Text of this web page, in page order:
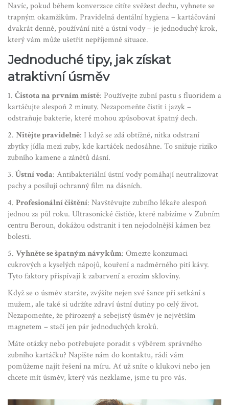
Navíc, pokud během konverzace cítíte svěžest dechu, vyhnete se
trapným okamžikům. Pravidelná dentální hygiena – kartáčování
dvakrát denně, používání nitě a ústní vody – je jednoduchý krok,
který vám může ušetřit nepříjemné situace.
Jednoduché tipy, jak získat
atraktivní úsměv
1. Čistota na prvním místě: Používejte zubní pastu s fluoridem a
kartáčujte alespoň 2 minuty. Nezapomeňte čistit i jazyk –
odstraňuje bakterie, které mohou způsobovat špatný dech.
2. Nitějte pravidelně: I když se zdá obtížné, nitka odstraní
zbytky jídla mezi zuby, kde kartáček nedosáhne. To snižuje riziko
zubního kamene a zánětů dásní.
3. Ústní voda: Antibakteriální ústní vody pomáhají neutralizovat
pachy a posilují ochranný film na dásních.
4. Profesionální čištění: Navštěvujte zubního lékaře alespoň
jednou za půl roku. Ultrasonické čističe, které nabízíme v Zubním
centru Beroun, dokážou odstranit i ten nejodolnější kámen bez
bolesti.
5. Vyhněte se špatným návykům: Omezte konzumaci
cukrových a kyselých nápojů, kouření a nadměrného pití kávy.
Tyto faktory přispívají k zabarvení a erozím skloviny.
Když se o úsměv staráte, zvýšíte nejen své šance při setkání s
mužem, ale také si udržíte zdraví ústní dutiny po celý život.
Nezapomeňte, že přirozený a sebejistý úsměv je největším
magnetem – stačí jen pár jednoduchých kroků.
Máte otázky nebo potřebujete poradit s výběrem správného
zubního kartáčku? Napište nám do kontaktu, rádi vám
pomůžeme najít řešení na míru. Ať už sníte o klukovi nebo jen
chcete mít úsměv, který vás nezklame, jsme tu pro vás.